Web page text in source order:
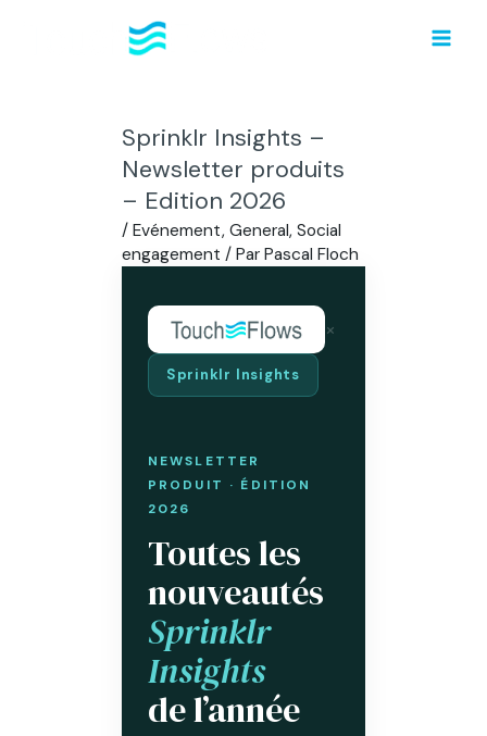
Sprinklr Insights –
Newsletter produits
– Edition 2026
/ Evénement, General, Social
engagement / Par Pascal Floch
×
Sprinklr Insights
NEWSLETTER
PRODUIT · ÉDITION
2026
Toutes les
nouveautés
Sprinklr
Insights
de l’année